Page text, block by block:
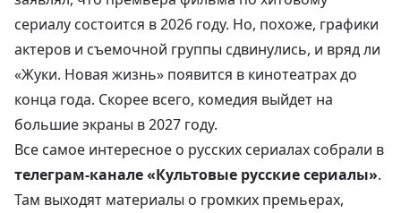
сериалу состоится в 2026 году. Но, похоже, графики
актеров и съемочной группы сдвинулись, и вряд ли
«Жуки. Новая жизнь» появится в кинотеатрах до
конца года. Скорее всего, комедия выйдет на
большие экраны в 2027 году.
Все самое интересное о русских сериалах собрали в
телеграм-канале «Культовые русские сериалы».
Там выходят материалы о громких премьерах,